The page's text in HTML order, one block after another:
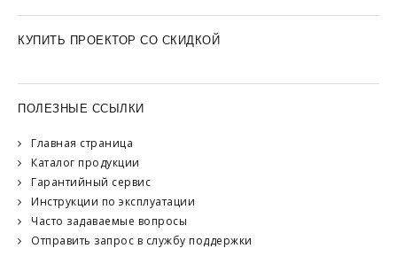
КУПИТЬ ПРОЕКТОР СО СКИДКОЙ
ПОЛЕЗНЫЕ ССЫЛКИ
Главная страница
Каталог продукции
Гарантийный сервис
Инструкции по эксплуатации
Часто задаваемые вопросы
Отправить запрос в службу поддержки